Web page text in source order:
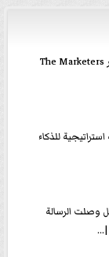
د. داليا أبو المجد تشارك في مؤتمر The Marketers
للذكاء
وصلت الرسالة